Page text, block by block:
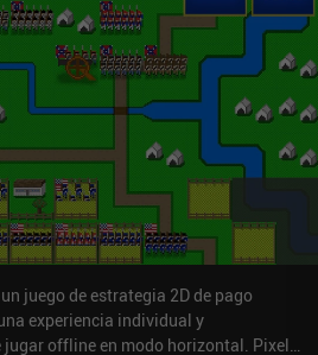
juego de estrategia 2D de pago
experiencia individual y
offline en modo horizontal. Pixel